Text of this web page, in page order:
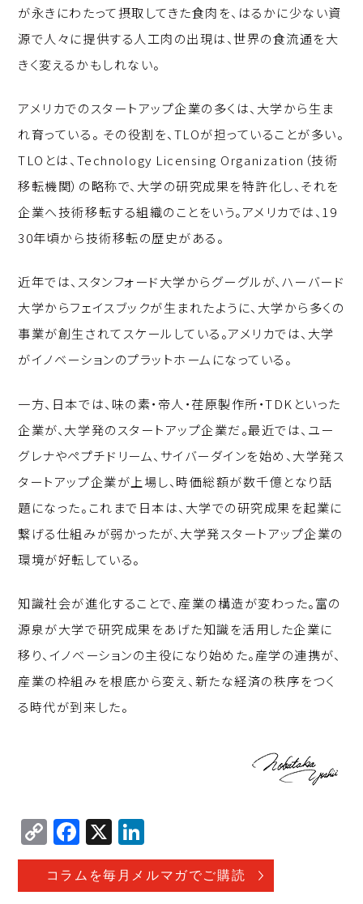
が永きにわたって摂取してきた食肉を、はるかに少ない資
源で人々に提供する人工肉の出現は、世界の食流通を大
きく変えるかもしれない。
アメリカでのスタートアップ企業の多くは、大学から生ま
れ育っている。 その役割を、TLOが担っていることが多い。
TLOとは、Technology Licensing Organization（技術
移転機関）の略称で、大学の研究成果を特許化し、それを
企業へ技術移転する組織のことをいう。アメリカでは、19
30年頃から技術移転の歴史がある。
近年では、スタンフォード大学からグーグルが、ハーバード
大学からフェイスブックが生まれたように、大学から多くの
事業が創生されてスケールしている。アメリカでは、大学
がイノベーションのプラットホームになっている。
一方、日本では、味の素・帝人・荏原製作所・TDKといった
企業が、大学発のスタートアップ企業だ。最近では、ユー
グレナやペプチドリーム、サイバーダインを始め、大学発ス
タートアップ企業が上場し、時価総額が数千億となり話
題になった。これまで日本は、大学での研究成果を起業に
繋げる仕組みが弱かったが、大学発スタートアップ企業の
環境が好転している。
知識社会が進化することで、産業の構造が変わった。富の
源泉が大学で研究成果をあげた知識を活用した企業に
移り、イノベーションの主役になり始めた。産学の連携が、
産業の枠組みを根底から変え、新たな経済の秩序をつく
る時代が到来した。
C
o
p
F
a
c
X
n
k
コラムを毎月メルマガでご購読